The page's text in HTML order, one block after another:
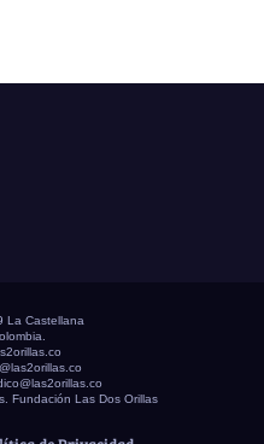
La Castellana
Fundación Las Dos Orillas